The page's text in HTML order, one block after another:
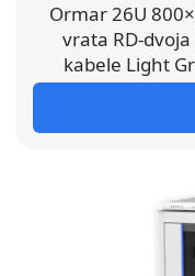
Ormar 26U
vrata RD-
kabele Light